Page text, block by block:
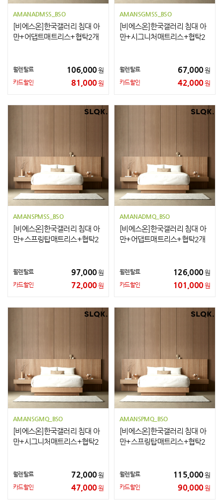
AMANADMSS_BSO
[비에스온]한국갤러리 침대 아
만+어댑트매트리스+협탁2개
월렌탈료 106,000원
카드할인 81,000원
AMANSGMSS_BSO
[비에스온]한국갤러리 침대 아
만+시그니처매트리스+협탁2
월렌탈료 67,000원
카드할인 42,000원
AMANSPMSS_BSO
[비에스온]한국갤러리 침대 아
만+스프링탑매트리스+협탁2
월렌탈료 97,000원
카드할인 72,000원
AMANADMQ_BSO
[비에스온]한국갤러리 침대 아
만+어댑트매트리스+협탁2개
월렌탈료 126,000원
카드할인 101,000원
AMANSGMQ_BSO
[비에스온]한국갤러리 침대 아
만+시그니처매트리스+협탁2
월렌탈료 72,000원
카드할인 47,000원
AMANSPMQ_BSO
[비에스온]한국갤러리 침대 아
만+스프링탑매트리스+협탁2
월렌탈료 115,000원
카드할인 90,000원